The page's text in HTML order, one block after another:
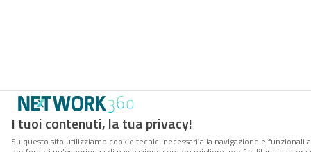
I tuoi contenuti, la tua privacy!
Su questo sito utilizziamo cookie tecnici necessari alla navigazione e funzionali